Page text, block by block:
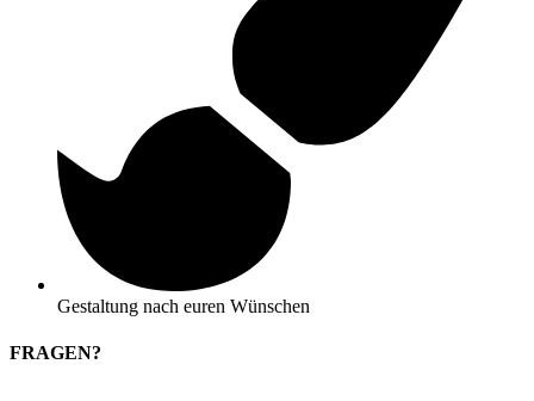
Gestaltung nach euren Wünschen
FRAGEN?